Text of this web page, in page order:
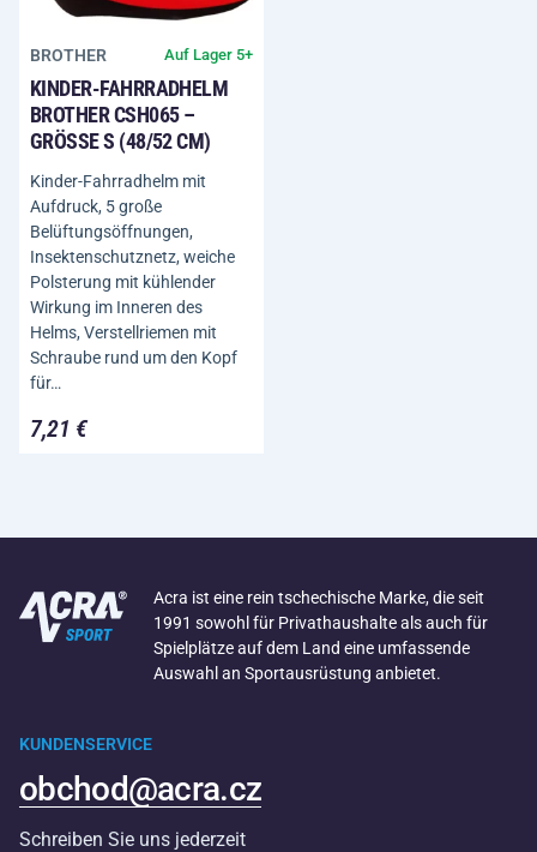
BROTHER Auf Lager 5+
KINDER-FAHRRADHELM
BROTHER CSH065 –
GRÖSSE S (48/52 CM)
Kinder-Fahrradhelm mit
Aufdruck, 5 große
Belüftungsöffnungen,
Insektenschutznetz, weiche
Polsterung mit kühlender
Wirkung im Inneren des
Helms, Verstellriemen mit
Schraube rund um den Kopf
für…
7,21 €
Acra ist eine rein tschechische Marke, die seit
1991 sowohl für Privathaushalte als auch für
Spielplätze auf dem Land eine umfassende
Auswahl an Sportausrüstung anbietet.
KUNDENSERVICE
obchod@acra.cz
Schreiben Sie uns jederzeit